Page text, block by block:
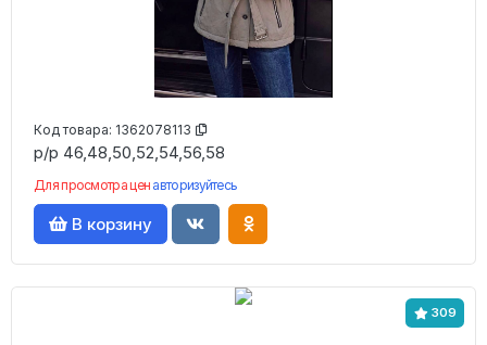
Код товара: 1362078113
р/р 46,48,50,52,54,56,58
Для просмотра цен авторизуйтесь
В корзину
309